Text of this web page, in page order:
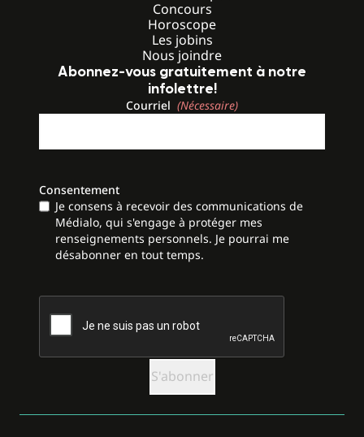
Concours
Horoscope
Les jobins
Nous joindre
Abonnez-vous gratuitement à notre
infolettre!
Courriel (Nécessaire)
Consentement
Je consens à recevoir des communications de
Médialo, qui s'engage à protéger mes
renseignements personnels. Je pourrai me
désabonner en tout temps.
CAPTCHA